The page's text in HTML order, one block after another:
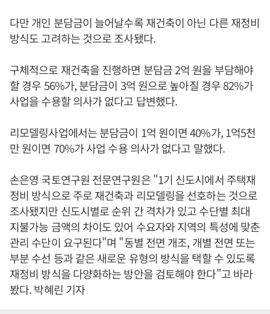
다만 개인 분담금이 늘어날수록 재건축이 아닌 다른 재정비
방식도 고려하는 것으로 조사됐다.
구체적으로 재건축을 진행하면 분담금 2억 원을 부담해야
할 경우 56%가, 분담금이 3억 원으로 높아질 경우 82%가
사업을 수용할 의사가 없다고 답변했다.
리모델링사업에서는 분담금이 1억 원이면 40%가, 1억5천
만 원이면 70%가 사업 수용 의사가 없다고 말했다.
손은영 국토연구원 전문연구원은 "1기 신도시에서 주택재
정비 방식으로 주로 재건축과 리모델링을 선호하는 것으로
조사됐지만 신도시별로 순위 간 격차가 있고 수단별 최대
지불가능 금액의 차이도 있어 수요자와 지역의 특성에 맞춘
관리 수단이 요구된다"며 "동별 전면 개조, 개별 전면 또는
부분 수선 등과 같은 새로운 유형의 방식을 택할 수 있도록
재정비 방식을 다양화하는 방안을 검토해야 한다"고 바라
봤다. 박혜린 기자